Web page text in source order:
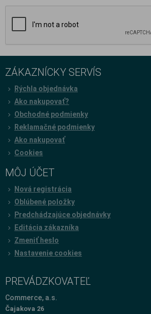
ZÁKAZNÍCKY SERVÍS
Rýchla objednávka
Ako nakupovať?
Obchodné podmienky
Reklamačné podmienky
Ako nakupovať
Cookies
MÔJ ÚČET
Nová registrácia
Oblúbené položky
Predchádzajúce objednávky
Editácia zákazníka
Zmeniť heslo
Nastavenie cookies
PREVÁDZKOVATEĽ
Commerce, a.s.
Čajakova 26